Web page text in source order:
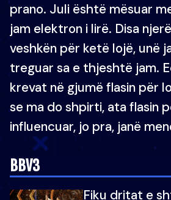
prano. Juli është mësuar
jam elektron i lirë. Disa
veshkën për ketë lojë, unë
treguar sa e thjeshtë jam.
krevat në gjumë flasin për
se ma do shpirti, ata flasin
influencuar, jo pra, janë
BBV3
Fiku dritat e